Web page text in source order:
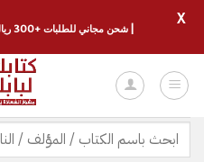
للمحتوى
البحث
عن:
| شحن مجاني للطلبات +300 ريال | تغليف مجاني للطلبات +150 ريال |
X